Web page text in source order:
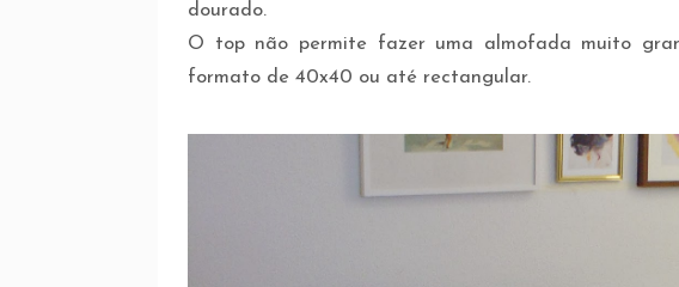
dourado.
O top não permite fazer uma almofada muito
formato de 40x40 ou até rectangular.